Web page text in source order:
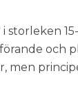
storleken
och
men